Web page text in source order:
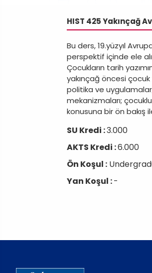
HIST 425 Yakınçağ
Bu ders, 19.yüzyıl
perspektif içinde ele
Çocukların tarih
yakınçağ öncesi
politika ve
mekanizmaları;
konusuna bir ön bakış
SU Kredi :3.000
AKTS Kredi :6.000
Ön Koşul :
Yan Koşul :-